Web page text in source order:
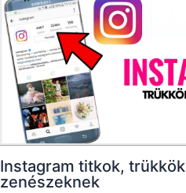
Instagram titkok, trükkök
zenészeknek